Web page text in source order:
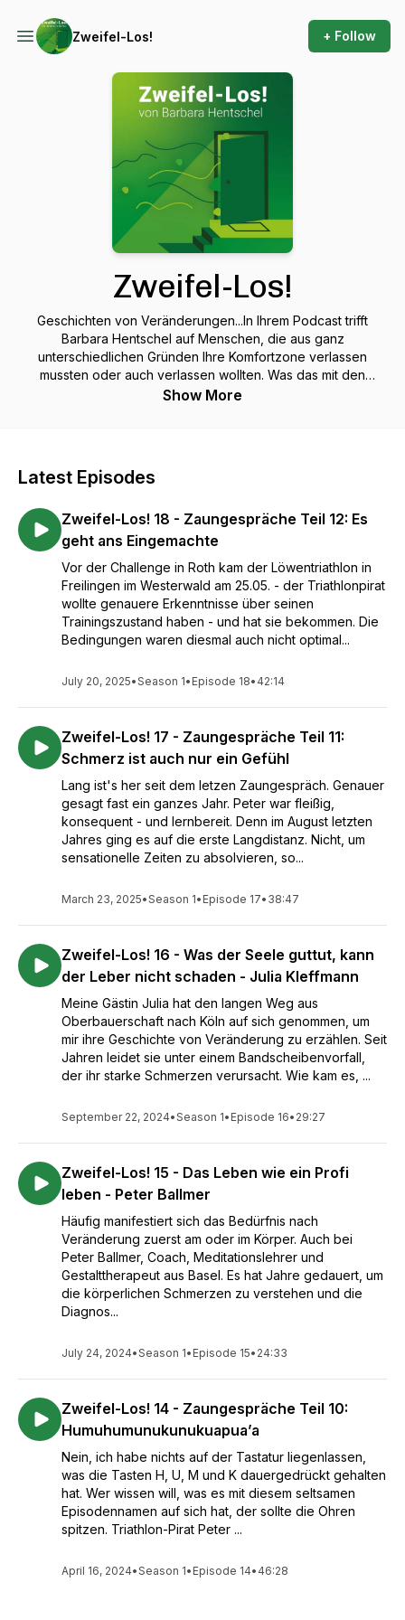
Zweifel-Los! + Follow
Zweifel-Los!
Geschichten von Veränderungen...In Ihrem Podcast trifft
Barbara Hentschel auf Menschen, die aus ganz
unterschiedlichen Gründen Ihre Komfortzone verlassen
mussten oder auch verlassen wollten. Was das mit den
Menschen machte, was sie dabei aufgegeben und was sie
Show More
Latest Episodes
Zweifel-Los! 18 - Zaungespräche Teil 12: Es
geht ans Eingemachte
Vor der Challenge in Roth kam der Löwentriathlon in
Freilingen im Westerwald am 25.05. - der Triathlonpirat
wollte genauere Erkenntnisse über seinen
Trainingszustand haben - und hat sie bekommen. Die
Bedingungen waren diesmal auch nicht optimal...
July 20, 2025•Season 1• Episode 18• 42:14
Zweifel-Los! 17 - Zaungespräche Teil 11:
Schmerz ist auch nur ein Gefühl
Lang ist's her seit dem letzen Zaungespräch. Genauer
gesagt fast ein ganzes Jahr. Peter war fleißig,
konsequent - und lernbereit. Denn im August letzten
Jahres ging es auf die erste Langdistanz. Nicht, um
sensationelle Zeiten zu absolvieren, so...
March 23, 2025•Season 1• Episode 17• 38:47
Zweifel-Los! 16 - Was der Seele guttut, kann
der Leber nicht schaden - Julia Kleffmann
Meine Gästin Julia hat den langen Weg aus
Oberbauerschaft nach Köln auf sich genommen, um
mir ihre Geschichte von Veränderung zu erzählen. Seit
Jahren leidet sie unter einem Bandscheibenvorfall,
der ihr starke Schmerzen verursacht. Wie kam es, ...
September 22, 2024•Season 1• Episode 16• 29:27
Zweifel-Los! 15 - Das Leben wie ein Profi
leben - Peter Ballmer
Häufig manifestiert sich das Bedürfnis nach
Veränderung zuerst am oder im Körper. Auch bei
Peter Ballmer, Coach, Meditationslehrer und
Gestalttherapeut aus Basel. Es hat Jahre gedauert, um
die körperlichen Schmerzen zu verstehen und die
Diagnos...
July 24, 2024•Season 1• Episode 15• 24:33
Zweifel-Los! 14 - Zaungespräche Teil 10:
Humuhumunukunukuapua’a
Nein, ich habe nichts auf der Tastatur liegenlassen,
was die Tasten H, U, M und K dauergedrückt gehalten
hat. Wer wissen will, was es mit diesem seltsamen
Episodennamen auf sich hat, der sollte die Ohren
spitzen. Triathlon-Pirat Peter ...
April 16, 2024•Season 1• Episode 14• 46:28